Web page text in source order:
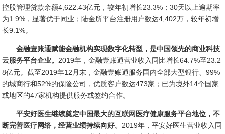
控股管理贷款余额4,622.43亿元，较年初增长23.3%；30天以上逾期率
为1.9%，显著优于同业；陆金所平台注册用户数达4,402万，较年初增
长9.1%。
金融壹账通赋能金融机构实现数字化转型，是中国领先的商业科技
云服务平台企业。 2019年，金融壹账通营业收入同比增长64.7%至23.2
8亿元。截至2019年12月末，金融壹账通服务国内全部大型银行、99%
的城商行和52%的保险公司，优质客户数达473家；已为境外14个国家
或地区的47家机构提供服务或签约合作。
平安好医生继续奠定中国最大的互联网医疗健康服务平台地位，不
断完善医疗网络，经营业绩持续向好。 2019年，平安好医生营业收入同